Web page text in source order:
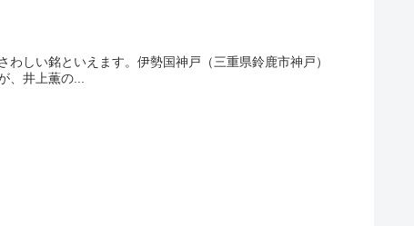
しい銘といえます。伊勢国神戸（三重県鈴鹿市神戸）
、井上薫の...